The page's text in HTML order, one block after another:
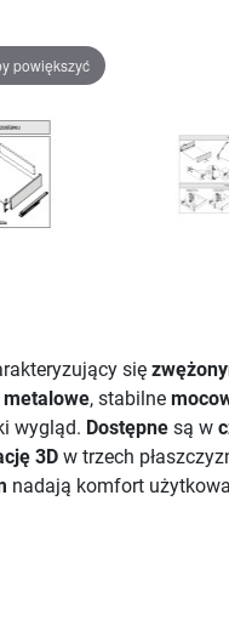
powiększyć
się
metalowe, stabilne
wygląd. Dostępne są w
3D w trzech
nadają komfort